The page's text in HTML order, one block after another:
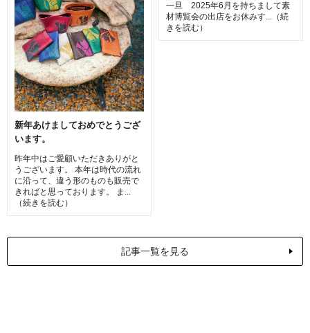
新年あけましておめでとうござ
います。
昨年中はご愛顧いただきありがと
うございます。 本年は時代の流れ
に沿って、違う形のものも販売で
きればと思っております。 ま...
（続きを読む）
一旦 2025年6月を持ちまして素
材博覧会の出店をお休みす...（続
きを読む）
記事一覧を見る